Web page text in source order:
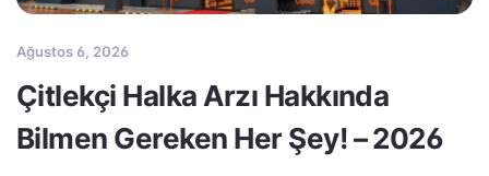
Ağustos 6, 2026
Çitlekçi Halka Arzı Hakkında
Bilmen Gereken Her Şey! – 2026